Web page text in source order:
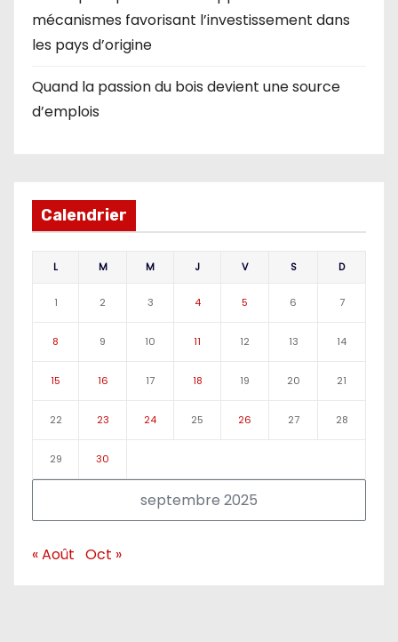
mécanismes favorisant l’investissement dans
les pays d’origine
Quand la passion du bois devient une source
d’emplois
Calendrier
septembre 2025
L M M J V S D
1 2 3 4 5 6 7
8 9 10 11 12 13 14
15 16 17 18 19 20 21
22 23 24 25 26 27 28
29 30
« Août Oct »